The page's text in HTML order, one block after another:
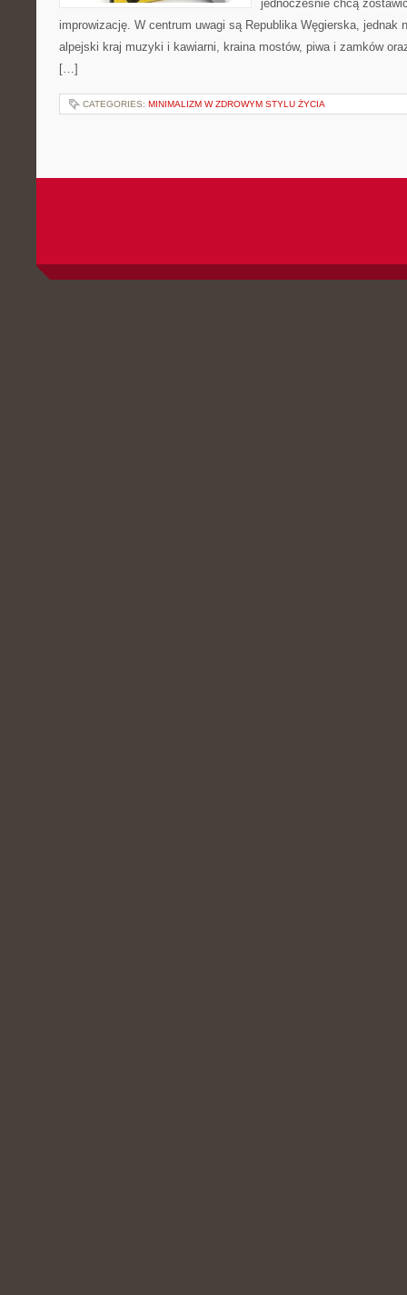
jednocześnie chcą
improwizację. W centrum uwagi są Republika Węgierska, jednak
alpejski kraj muzyki i kawiarni, kraina mostów, piwa i zamków
[…]
CATEGORIES: MINIMALIZM W ZDROWYM STYLU ŻYCIA